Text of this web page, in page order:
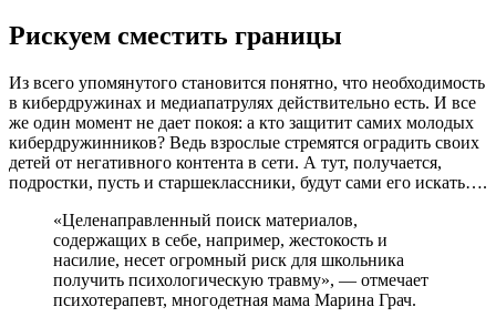
Рискуем сместить границы
Из всего упомянутого становится понятно, что необходимость
в кибердружинах и медиапатрулях действительно есть. И все
же один момент не дает покоя: а кто защитит самих молодых
кибердружинников? Ведь взрослые стремятся оградить своих
детей от негативного контента в сети. А тут, получается,
подростки, пусть и старшеклассники, будут сами его искать….
«Целенаправленный поиск материалов,
содержащих в себе, например, жестокость и
насилие, несет огромный риск для школьника
получить психологическую травму», — отмечает
психотерапевт, многодетная мама Марина Грач.